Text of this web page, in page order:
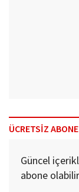
ÜCRETSİZ
Güncel
abone